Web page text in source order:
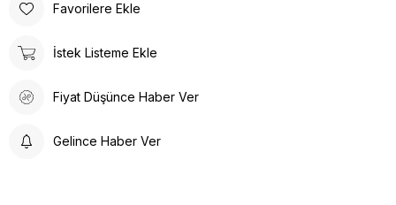
Favorilere Ekle
İstek Listeme Ekle
Fiyat Düşünce Haber Ver
Gelince Haber Ver